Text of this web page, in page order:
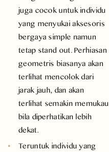
juga cocok untuk individu
yang menyukai aksesoris
bergaya simple namun
tetap stand out. Perhiasan
geometris biasanya akan
terlihat mencolok dari
jarak jauh, dan akan
terlihat semakin memukau
bila diperhatikan lebih
dekat.
Teruntuk individu yang